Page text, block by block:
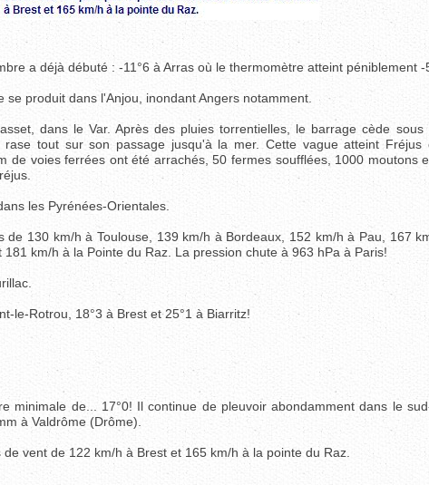
a déjà débuté : -11°6 à Arras où le thermomètre atteint péniblement -
produit dans l'Anjou, inondant Angers notamment.
dans le Var. Après des pluies torrentielles, le barrage cède
tout sur son passage jusqu'à la mer. Cette vague atteint Fréjus
de voies ferrées ont été arrachés, 50 fermes soufflées, 1000 moutons
les Pyrénées-Orientales.
de 130 km/h à Toulouse, 139 km/h à Bordeaux, 152 km/h à Pau, 167
km/h à la Pointe du Raz. La pression chute à 963 hPa à Paris!
le-Rotrou, 18°3 à Brest et 25°1 à Biarritz!
minimale de... 17°0! Il continue de pleuvoir abondamment dans le
à Valdrôme (Drôme).
vent de 122 km/h à Brest et 165 km/h à la pointe du Raz.